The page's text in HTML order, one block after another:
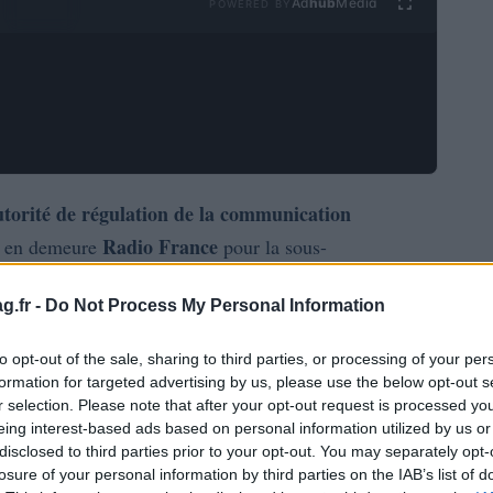
- Do Not Process My Personal Information
opt-out of the sale, sharing to third parties, or processing of your
for targeted advertising by us, please use the below opt-out
selection. Please note that after your opt-out request is processed
interest-based ads based on personal information utilized by us
to third parties prior to your opt-out. You may separately
of your personal information by third parties on the IAB’s list of
de régulation de la communication
demeure Radio France pour la sous-
décision soulève des questions cruciales sur le
temps de parole du RN sur Franceinfo et environ
et six heures, des créneaux horaires où
a conduit l’Arcom à constater des